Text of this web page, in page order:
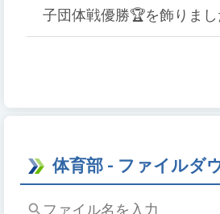
索
子団体戦優勝🏆を飾りまし
体育部 - ファイルダ
フ